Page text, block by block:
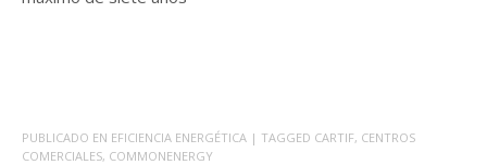
PUBLICADO EN EFICIENCIA ENERGÉTICA | TAGGED CARTIF, CENTROS
COMERCIALES, COMMONENERGY